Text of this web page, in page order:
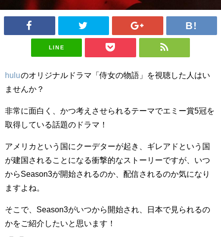
LINE
huluのオリジナルドラマ「侍女の物語」を視聴した人はい
ませんか？
非常に面白く、かつ考えさせられるテーマでエミー賞5冠を
取得している話題のドラマ！
アメリカという国にクーデターが起き、ギレアドという国
が建国されることになる衝撃的なストーリーですが、いつ
からSeason3が開始されるのか、配信されるのか気になり
ますよね。
そこで、Season3がいつから開始され、日本で見られるの
かをご紹介したいと思います！